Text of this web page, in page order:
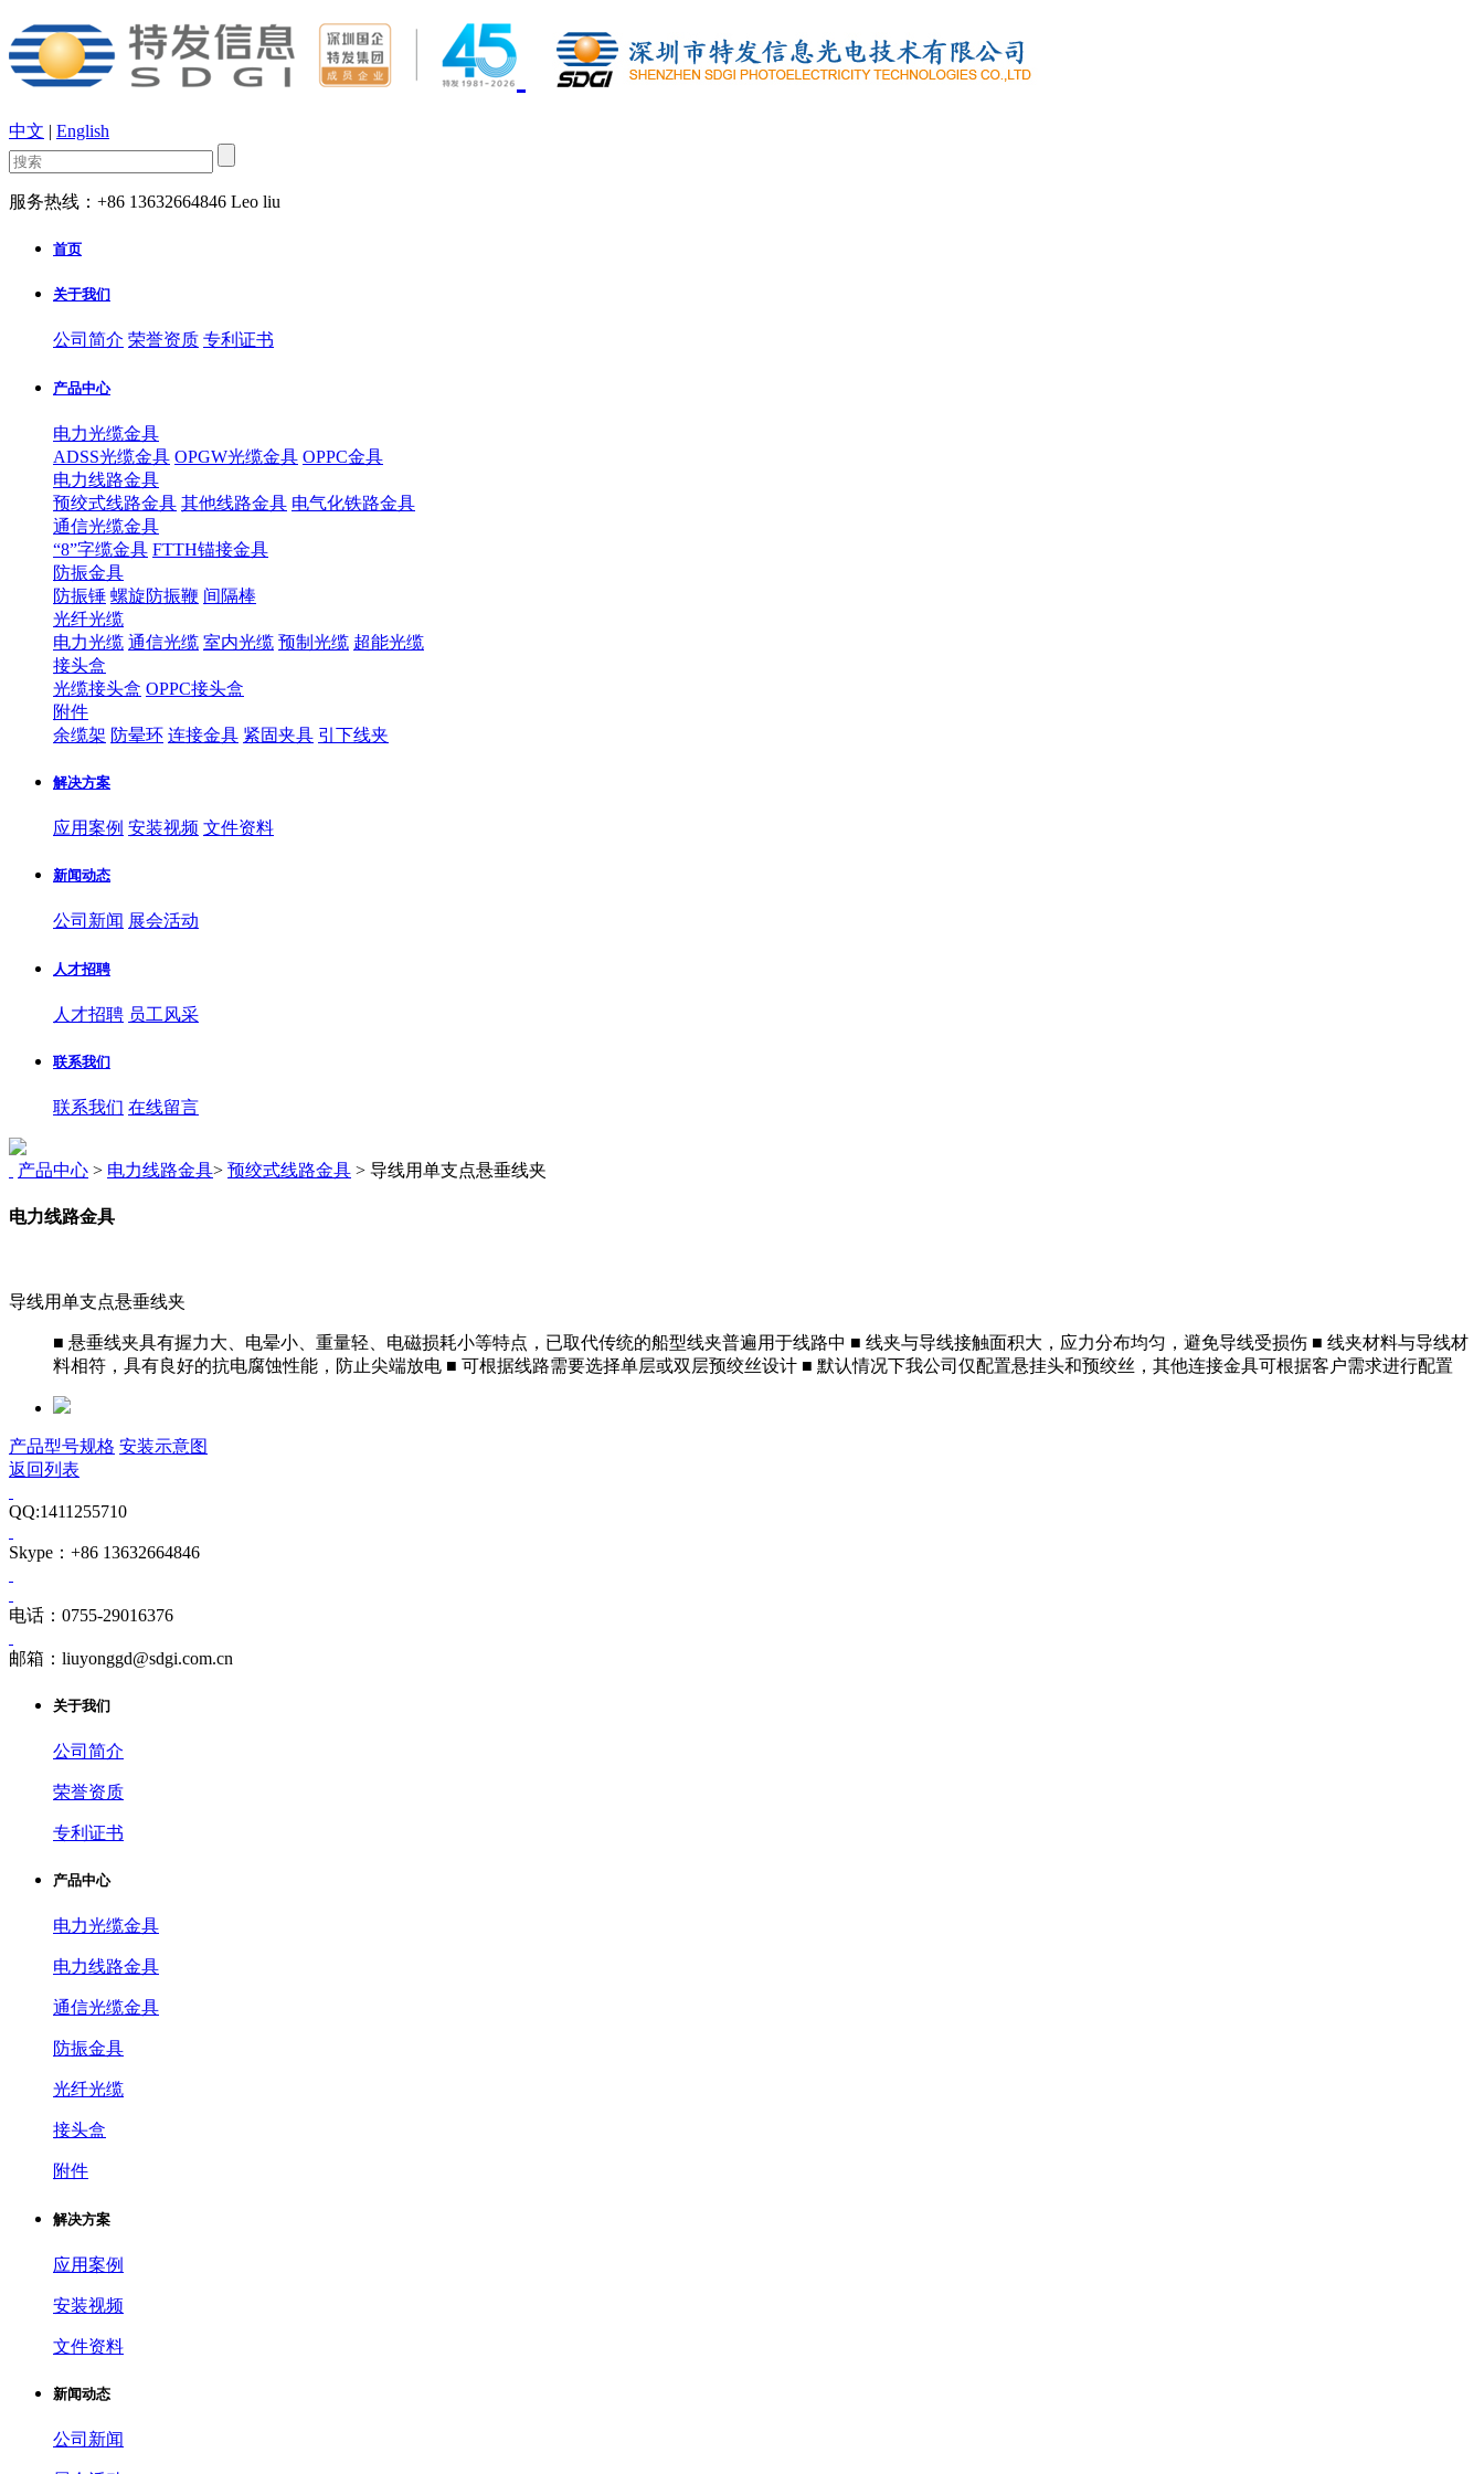
中文 | English
服务热线：+86 13632664846 Leo liu
首页
关于我们
公司简介 荣誉资质 专利证书
产品中心
电力光缆金具
ADSS光缆金具 OPGW光缆金具 OPPC金具
电力线路金具
预绞式线路金具 其他线路金具 电气化铁路金具
通信光缆金具
“8”字缆金具 FTTH锚接金具
防振金具
防振锤 螺旋防振鞭 间隔棒
光纤光缆
电力光缆 通信光缆 室内光缆 预制光缆 超能光缆
接头盒
光缆接头盒 OPPC接头盒
附件
余缆架 防晕环 连接金具 紧固夹具 引下线夹
解决方案
应用案例 安装视频 文件资料
新闻动态
公司新闻 展会活动
人才招聘
人才招聘 员工风采
联系我们
联系我们 在线留言
产品中心 > 电力线路金具> 预绞式线路金具 > 导线用单支点悬垂线夹
电力线路金具
导线用单支点悬垂线夹
■ 悬垂线夹具有握力大、电晕小、重量轻、电磁损耗小等特点，已取代传统的船型线夹普遍用于线路中 ■ 线夹与导线接触面积大，应力分布均匀，避免导线受损伤 ■ 线夹材料与导线材
料相符，具有良好的抗电腐蚀性能，防止尖端放电 ■ 可根据线路需要选择单层或双层预绞丝设计 ■ 默认情况下我公司仅配置悬挂头和预绞丝，其他连接金具可根据客户需求进行配置
产品型号规格 安装示意图
返回列表
QQ:1411255710
Skype：+86 13632664846
电话：0755-29016376
邮箱：liuyonggd@sdgi.com.cn
关于我们
公司简介
荣誉资质
专利证书
产品中心
电力光缆金具
电力线路金具
通信光缆金具
防振金具
光纤光缆
接头盒
附件
解决方案
应用案例
安装视频
文件资料
新闻动态
公司新闻